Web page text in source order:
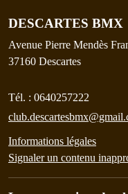
DESCARTES BMX
Avenue Pierre Mendès
37160 Descartes
Tél. : 0640257222
Informations légales
Signaler un contenu